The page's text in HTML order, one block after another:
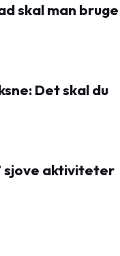
skal man bruge
Det skal du
sjove aktiviteter